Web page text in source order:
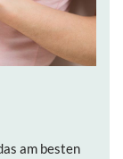
am besten